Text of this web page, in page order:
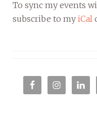
To sync my events
subscribe to my iCal